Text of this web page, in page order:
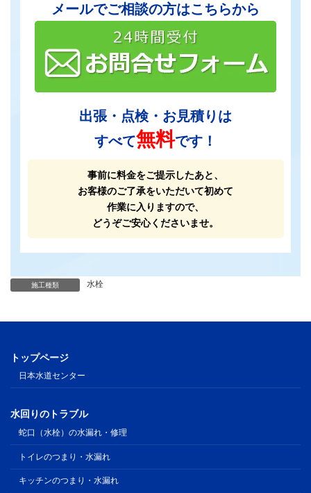
メールでご相談の方はこちらから
出張・点検・お見積りは
すべて無料です！
事前に料金をご提示したあと、
お客様のご了承をいただいて初めて
作業に入りますので、
どうぞご安心くださいませ。
施工種類 水栓
トップページ
日本水道センター
水回りのトラブル
蛇口（水栓）の水漏れ・修理
トイレのつまり・水漏れ
キッチンのつまり・水漏れ